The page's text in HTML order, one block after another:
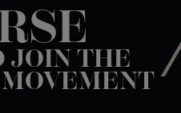
JOIN THE